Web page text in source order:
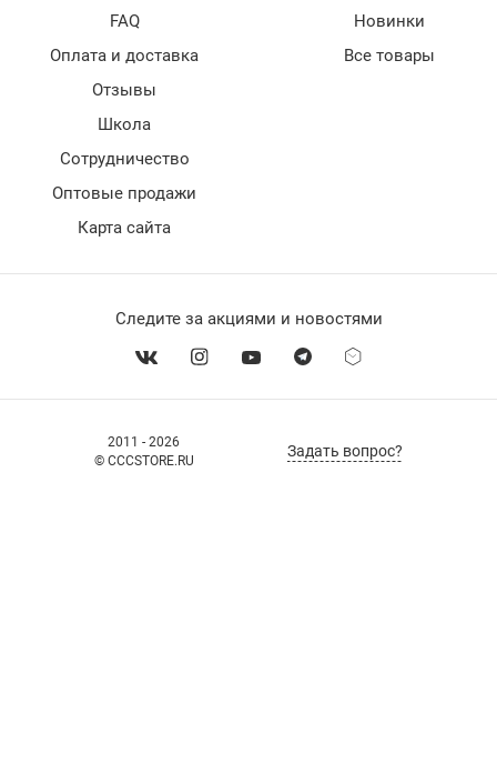
2011 - 2026
© CCCSTORE.RU
Задать вопрос?
FAQ
Оплата и доставка
Отзывы
Школа
Сотрудничество
Оптовые продажи
Карта сайта
Новинки
Все товары
Следите за акциями и новостями